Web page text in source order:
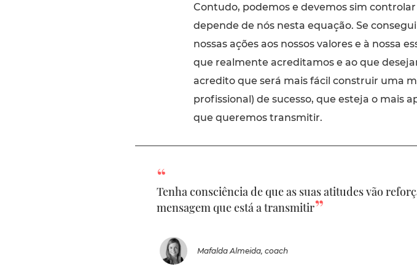
Contudo, podemos e devemos sim
depende de nós nesta equação. Se
nossas ações aos nossos valores e à nossa
que realmente acreditamos e ao que
acredito que será mais fácil construir uma
profissional) de sucesso, que esteja o mais
que queremos transmitir.
Tenha consciência de que as suas atitudes vão
mensagem que está a transmitir
Mafalda Almeida, coach